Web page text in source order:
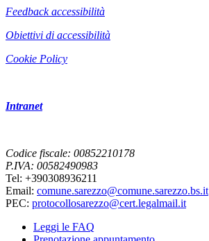
Feedback accessibilità
Obiettivi di accessibilità
Cookie Policy
Intranet
Codice fiscale: 00852210178
P.IVA: 00582490983
Tel: +390308936211
Email: comune.sarezzo@comune.sarezzo.bs.it
PEC: protocollosarezzo@cert.legalmail.it
Leggi le FAQ